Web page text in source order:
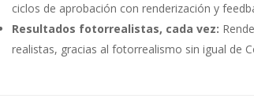
ciclos de aprobación con renderización y
Resultados fotorrealistas, cada vez:
realistas, gracias al fotorrealismo sin igual de